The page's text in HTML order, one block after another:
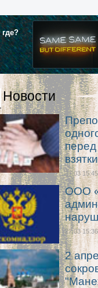
Новости
взятки
27.03 15:45
ООО
27.03 15:36
2